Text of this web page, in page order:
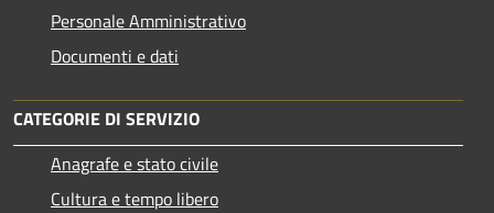
Personale Amministrativo
Documenti e dati
CATEGORIE DI SERVIZIO
Anagrafe e stato civile
Cultura e tempo libero